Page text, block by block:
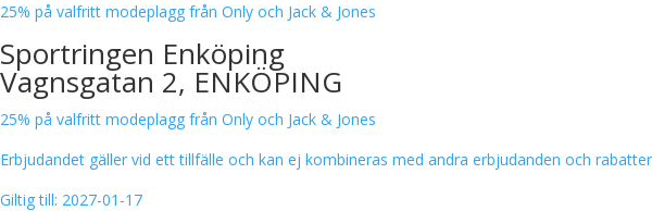
25% på valfritt modeplagg från Only och Jack & Jones
Sportringen Enköping
Vagnsgatan 2, ENKÖPING
25% på valfritt modeplagg från Only och Jack & Jones
Erbjudandet gäller vid ett tillfälle och kan ej kombineras med andra erbjudanden och
Giltig till: 2027-01-17